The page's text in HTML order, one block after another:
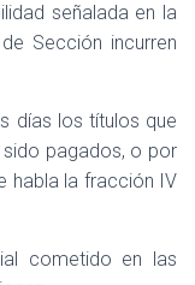
señalada en la
Sección incurren
días los títulos que
pagados, o por
habla la fracción IV
cometido en las